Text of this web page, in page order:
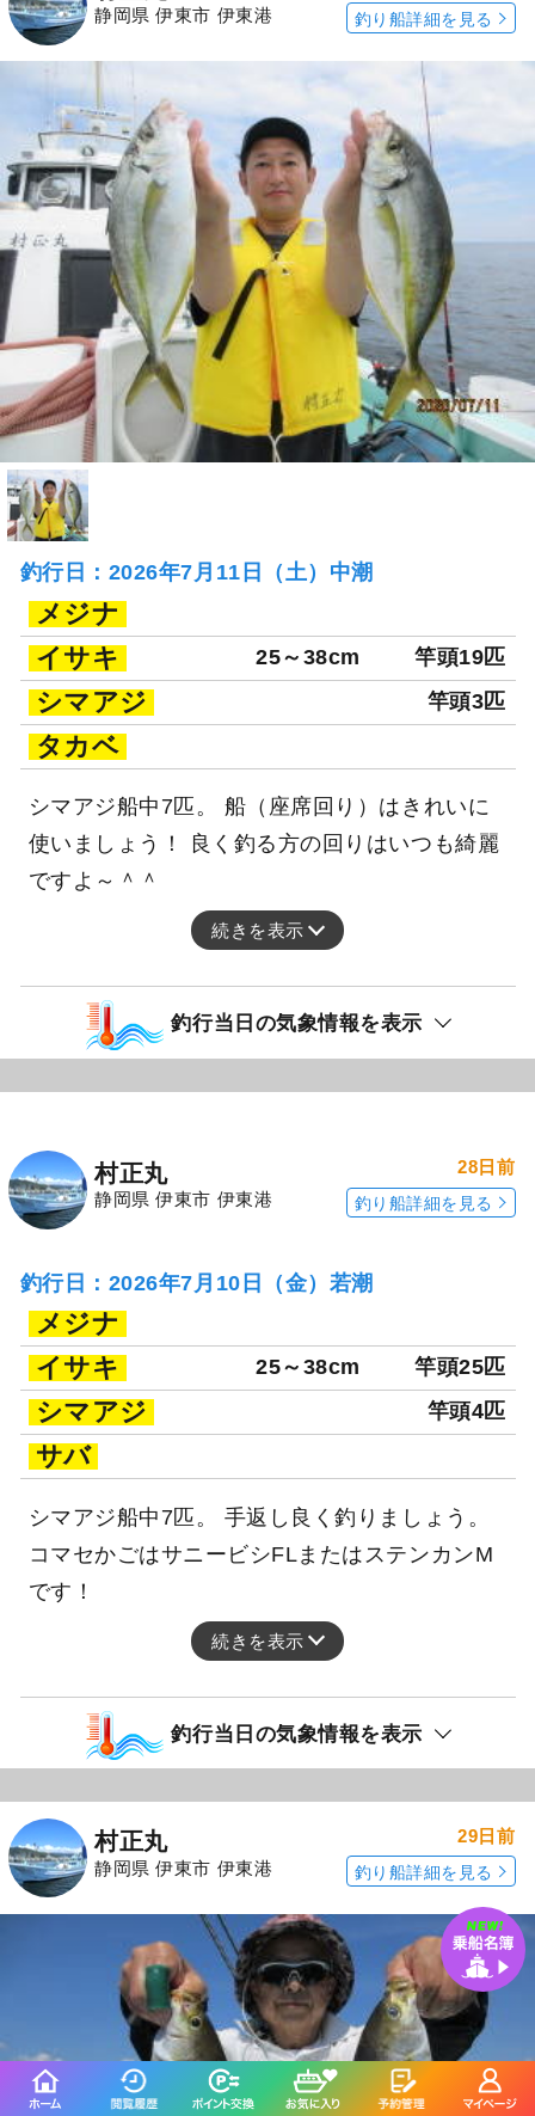
静岡県 伊東市 伊東港 釣り船詳細を見る
釣行日：2026年7月11日（土）中潮
メジナ
イサキ
25～38cm 竿頭19匹
シマアジ 竿頭3匹
タカベ
シマアジ船中7匹。 船（座席回り）はきれいに
使いましょう！ 良く釣る方の回りはいつも綺麗
ですよ～＾＾
続きを表示
釣行当日の気象情報を表示
村正丸
静岡県 伊東市 伊東港
28日前
釣り船詳細を見る
釣行日：2026年7月10日（金）若潮
メジナ
イサキ
25～38cm 竿頭25匹
シマアジ 竿頭4匹
サバ
シマアジ船中7匹。 手返し良く釣りましょう。
コマセかごはサニービシFLまたはステンカンM
です！
続きを表示
釣行当日の気象情報を表示
村正丸
静岡県 伊東市 伊東港
29日前
釣り船詳細を見る